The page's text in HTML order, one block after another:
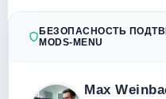
БЕЗОПАСНОСТЬ
MODS-MENU
Max